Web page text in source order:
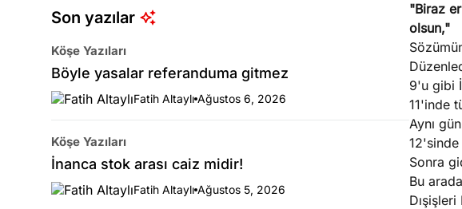
Son yazılar
Köşe Yazıları
Böyle yasalar referanduma gitmez
Fatih Altaylı Ağustos 6, 2026
Köşe Yazıları
İnanca stok arası caiz midir!
Fatih Altaylı Ağustos 5, 2026
"Biraz
olsun,"
9'u gibi
11'inde
Aynı
Sonra
Bu